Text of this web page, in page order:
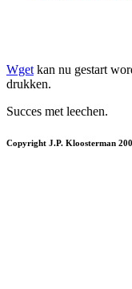
Wget kan nu gestart
drukken.
Succes met leechen.
Copyright J.P. Kloosterman